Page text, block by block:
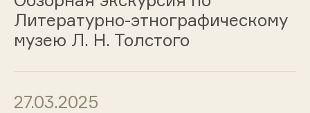
Литературно-этнографическому
музею Л. Н. Толстого
27.03.2025